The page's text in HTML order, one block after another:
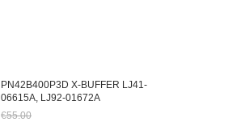
PN42B400P3D X-BUFFER LJ41-
06615A, LJ92-01672A
€55.00